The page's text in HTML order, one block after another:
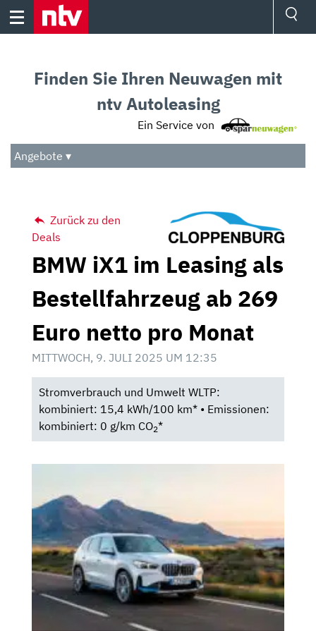
Skip
Audio
Das Beste
Finden Sie Ihren Neuwagen mit
ntv Autoleasing
Ein Service von
Angebote ▾
Zurück zu den
Deals
BMW iX1 im Leasing als
Bestellfahrzeug ab 269
Euro netto pro Monat
MITTWOCH, 9. JULI 2025 UM 12:35
Stromverbrauch und Umwelt WLTP:
kombiniert: 15,4 kWh/100 km* • Emissionen:
kombiniert: 0 g/km CO2*